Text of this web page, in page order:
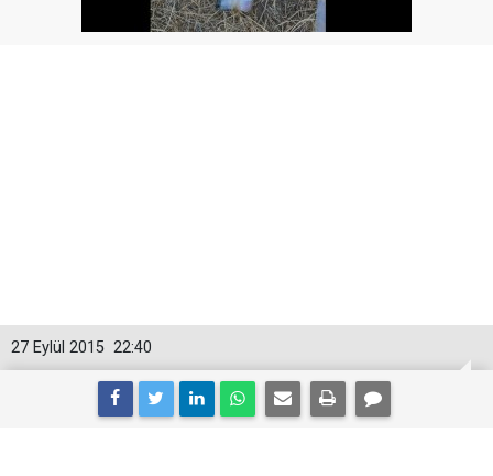
22:40
27 Eylül 2015